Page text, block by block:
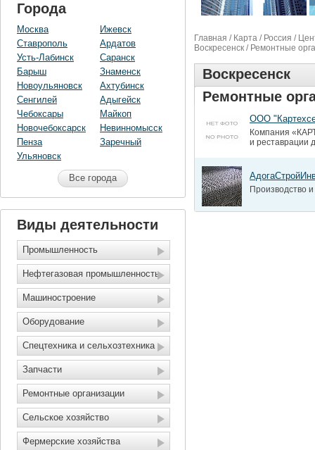
Города
Москва
Ставрополь
Усть-Лабинск
Барыш
Новоульяновск
Сенгилей
Чебоксары
Новочебоксарск
Пенза
Ульяновск
Ижевск
Ардатов
Саранск
Знаменск
Ахтубинск
Адыгейск
Майкоп
Невинномысск
Заречный
Все города
Виды деятельности
Промышленность
Нефтегазовая промышленность
Машиностроение
Оборудование
Спецтехника и сельхозтехника
Запчасти
Ремонтные организации
Сельское хозяйство
Фермерские хозяйства
Главная / Карта / Россия /
Воскресенск / Ремонтные
Воскресенск
Ремонтные
ООО
Компания
и реставрации
Производство